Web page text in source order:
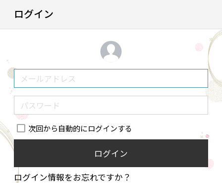
ログイン
次回から自動的にログインする
ログイン
ログイン情報をお忘れですか？